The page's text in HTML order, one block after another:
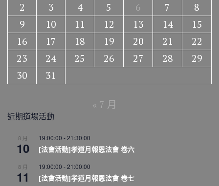
2
3 4 5 6 7
8
9
10 11 12 13 14
15
16
17 18 19 20 21
22
23
24 25 26 27 28
29
30
31
« 7 月
近期道場活動
8 月
10
19:00:00 -21:30:00
[法會活動]孝道月報恩法會 卷六
8 月
11
19:00:00 -21:00:00
[法會活動]孝道月報恩法會 卷七